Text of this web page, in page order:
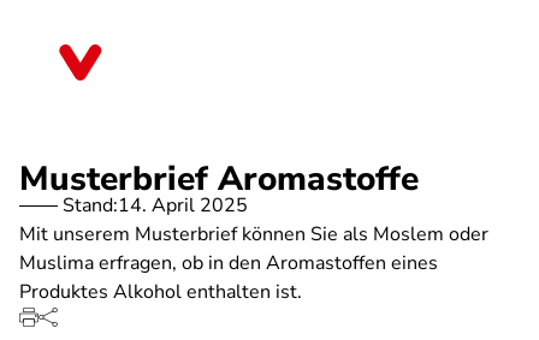
Musterbrief Aromastoffe
Stand:14. April 2025
Mit unserem Musterbrief können Sie als Moslem oder
Muslima erfragen, ob in den Aromastoffen eines
Produktes Alkohol enthalten ist.